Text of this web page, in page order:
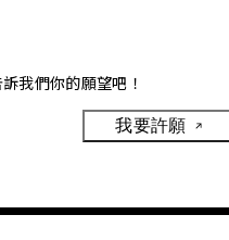
我們你的願望吧！
我要許願